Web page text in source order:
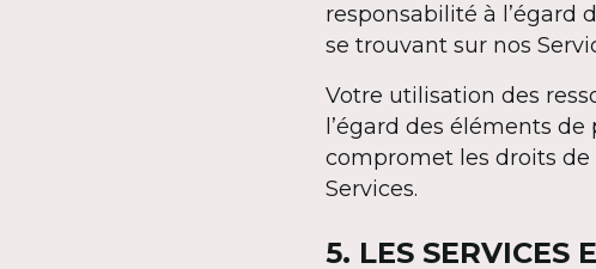
responsabilité à l’égard
se trouvant sur nos
Votre utilisation des
l’égard des éléments
compromet les droits de
Services.
5. LES SERVICES